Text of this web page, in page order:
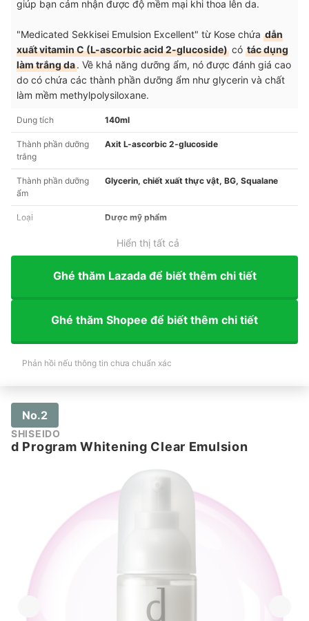
giúp bạn cảm nhận được độ mềm mại khi thoa lên da.
"Medicated Sekkisei Emulsion Excellent" từ Kose chứa dẫn
xuất vitamin C (L-ascorbic acid 2-glucoside) có tác dụng
làm trắng da. Về khả năng dưỡng ẩm, nó được đánh giá cao
do có chứa các thành phần dưỡng ẩm như glycerin và chất
làm mềm methylpolysiloxane.
Dung tích 140ml
Thành phần dưỡng
trắng
Axit L-ascorbic 2-glucoside
Thành phần dưỡng
ẩm
Glycerin, chiết xuất thực vật, BG, Squalane
Loại Dược mỹ phẩm
Hiển thị tất cả
Ghé thăm Lazada để biết thêm chi tiết
Ghé thăm Shopee để biết thêm chi tiết
Phản hồi nếu thông tin chưa chuẩn xác
No.2
SHISEIDO
d Program Whitening Clear Emulsion